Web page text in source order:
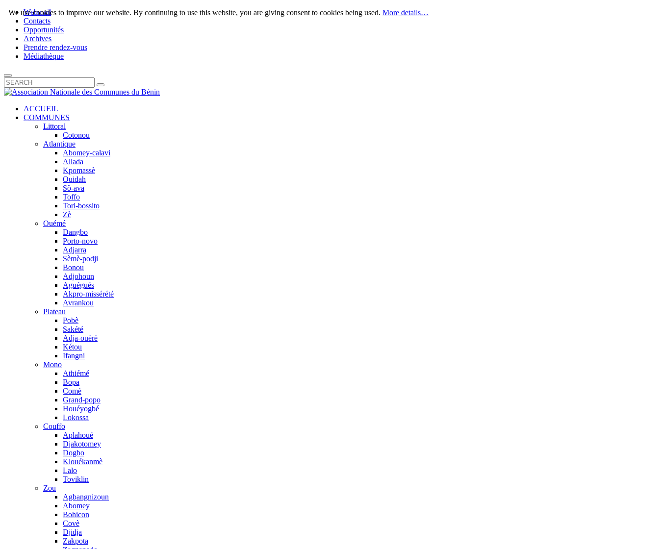
Webmail
Contacts
Opportunités
Archives
Prendre rendez-vous
Médiathèque
ACCUEIL
COMMUNES
Littoral
Cotonou
Atlantique
Abomey-calavi
Allada
Kpomassè
Ouidah
Sô-ava
Toffo
Tori-bossito
Zè
Ouémé
Dangbo
Porto-novo
Adjarra
Sèmè-podji
Bonou
Adjohoun
Aguégués
Akpro-missérété
Avrankou
Plateau
Pobè
Sakété
Adja-ouèrè
Kétou
Ifangni
Mono
Athiémé
Bopa
Comè
Grand-popo
Houéyogbé
Lokossa
Couffo
Aplahoué
Djakotomey
Dogbo
Klouékanmè
Lalo
Toviklin
Zou
Agbangnizoun
Abomey
Bohicon
Covè
Djidja
Zakpota
We use cookies to improve our website. By continuing to use this website, you are giving consent to cookies being used. More details…